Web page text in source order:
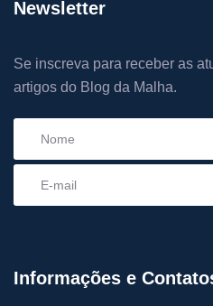
Newsletter
Se inscreva para receber as
artigos do Blog da Malha.
Informações e